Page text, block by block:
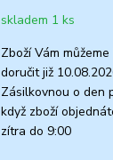
skladem 1 ks
Zboží Vám můžeme
doručit již
Zásilkovnou o den
když zboží
zítra do 9:00